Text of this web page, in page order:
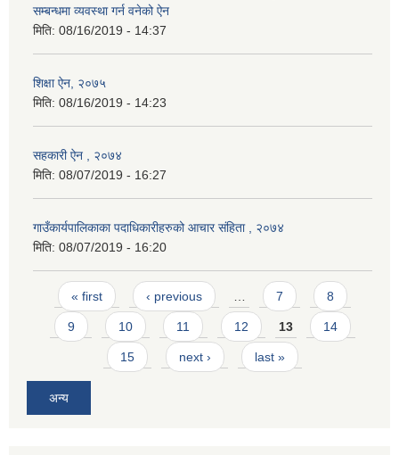
सम्बन्धमा व्यवस्था गर्न वनेको ऐन
मिति: 08/16/2019 - 14:37
शिक्षा ऐन, २०७५
मिति: 08/16/2019 - 14:23
सहकारी ऐन , २०७४
मिति: 08/07/2019 - 16:27
गाउँकार्यपालिकाका पदाधिकारीहरुको आचार संहिता , २०७४
मिति: 08/07/2019 - 16:20
Pages
« first ‹ previous 7 8
9 10 11 12 13 14
15 next › last »
अन्य